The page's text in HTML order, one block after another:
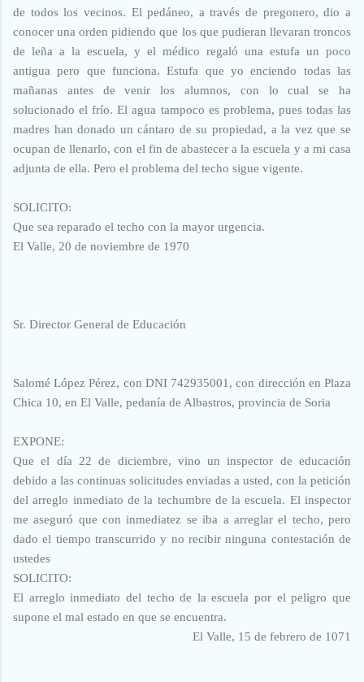
de todos los vecinos. El pedáneo, a través de pregonero, dio a
conocer una orden pidiendo que los que pudieran llevaran troncos
de leña a la escuela, y el médico regaló una estufa un poco
antigua pero que funciona. Estufa que yo enciendo todas las
mañanas antes de venir los alumnos, con lo cual se ha
solucionado el frío. El agua tampoco es problema, pues todas las
madres han donado un cántaro de su propiedad, a la vez que se
ocupan de llenarlo, con el fin de abastecer a la escuela y a mi casa
adjunta de ella. Pero el problema del techo sigue vigente.
SOLICITO:
Que sea reparado el techo con la mayor urgencia.
El Valle, 20 de noviembre de 1970
Sr. Director General de Educación
Salomé López Pérez, con DNI 742935001, con dirección en Plaza
Chica 10, en El Valle, pedanía de Albastros, provincia de Soria
EXPONE:
Que el día 22 de diciembre, vino un inspector de educación
debido a las continuas solicitudes enviadas a usted, con la petición
del arreglo inmediato de la techumbre de la escuela. El inspector
me aseguró que con inmediatez se iba a arreglar el techo, pero
dado el tiempo transcurrido y no recibir ninguna contestación de
ustedes
SOLICITO:
El arreglo inmediato del techo de la escuela por el peligro que
supone el mal estado en que se encuentra.
El Valle, 15 de febrero de 1071